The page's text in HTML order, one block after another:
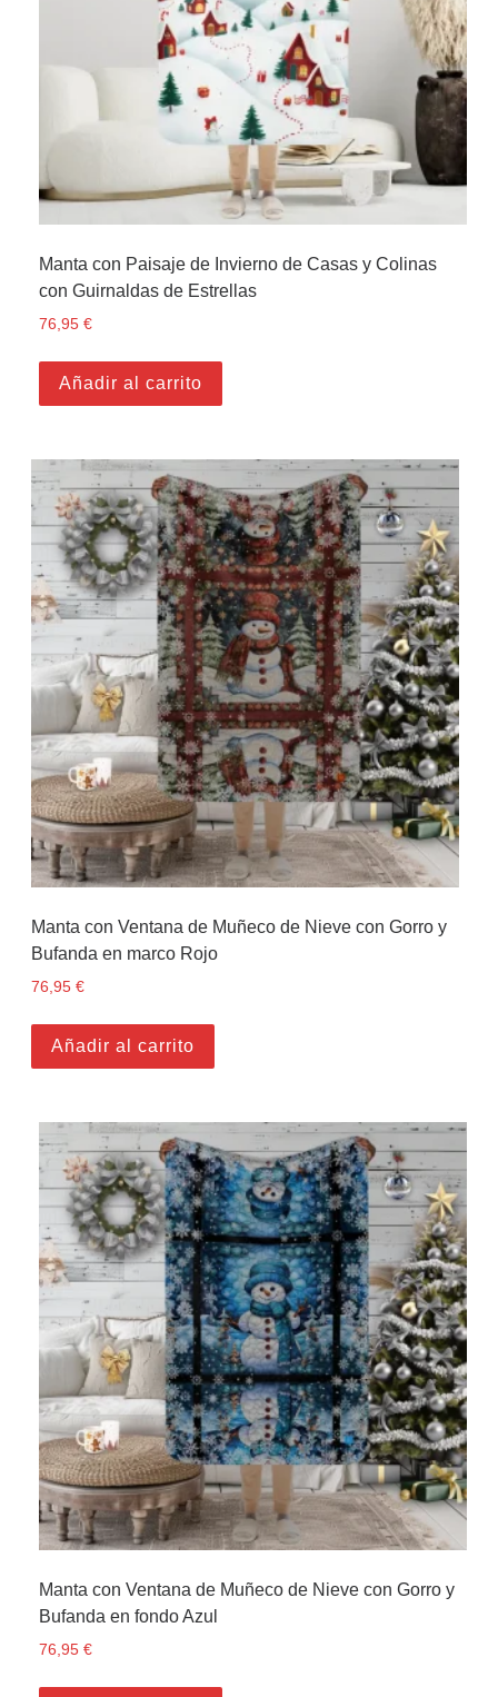
Manta con Paisaje de Invierno de Casas y Colinas
con Guirnaldas de Estrellas
76,95€
Añadir al carrito
Manta con Ventana de Muñeco de Nieve con Gorro y
Bufanda en marco Rojo
76,95 €
Añadir al carrito
Manta con Ventana de Muñeco de Nieve con Gorro y
Bufanda en fondo Azul
76,95€